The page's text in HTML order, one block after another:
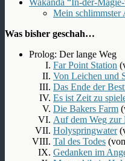
Mein schlimmster
Was bisher geschah…
Prolog: Der lange Weg
Far Point Station
Von Leichen und
Das Ende der
Es ist Zeit zu
Die Bakers Farm
Auf dem Weg zur
Holyspringwater
Tal des Todes
Gedanken im